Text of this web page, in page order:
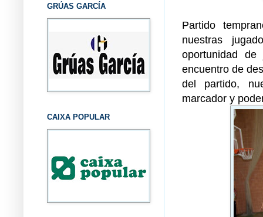
Partido
nuestras
oportunidad
encuentro de
del partido,
marcador y
GRÚAS GARCÍA
CAIXA POPULAR